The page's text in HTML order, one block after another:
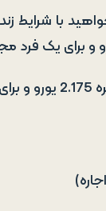
با شرایط